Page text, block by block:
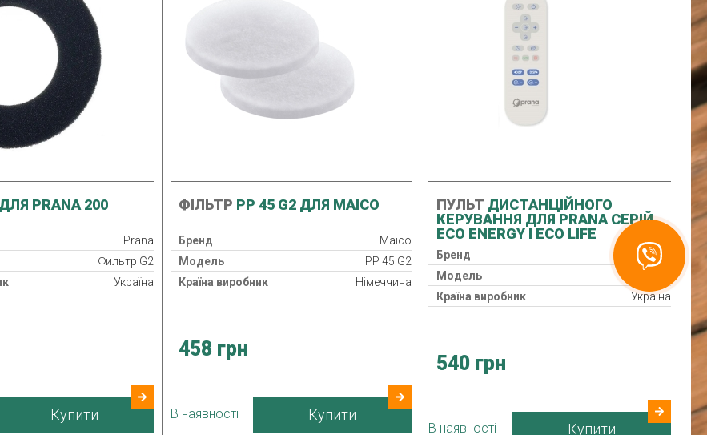
PRANA 200
Prana
Фильтр G2
Україна
Купити
ФІЛЬТР PP 45 G2 ДЛЯ MAICO
Бренд
Maico
Модель
PP 45 G2
Країна виробник
Німеччина
458 грн
В наявності Купити
ПУЛЬТ ДИСТАНЦІЙНОГО
КЕРУВАННЯ ДЛЯ PRANA СЕРІЙ
ECO ENERGY І ECO LIFE
Бренд
Prana
Модель
Країна виробник
Україна
540 грн
В наявності Купити
Связаться
с Recuperator